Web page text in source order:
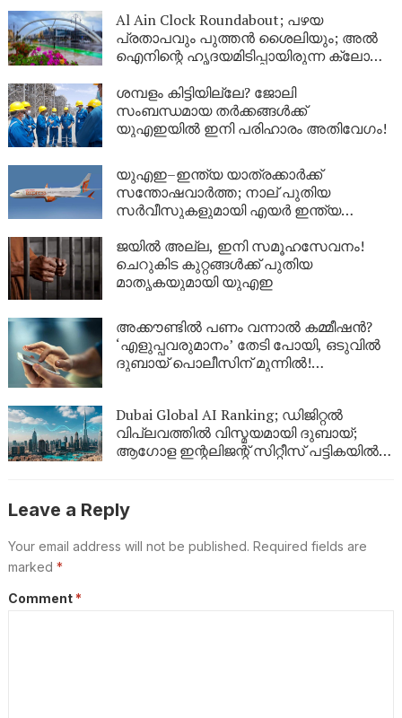
Al Ain Clock Roundabout; പഴയ
പ്രതാപവും പുത്തൻ ശൈലിയും; അൽ
ഐനിന്റെ ഹൃദയമിടിപ്പായിരുന്ന ക്ലോക്ക്
ശമ്പളം കിട്ടിയില്ലേ? ജോലി
സംബന്ധമായ തർക്കങ്ങൾക്ക്
യുഎഇയിൽ ഇനി പരിഹാരം അതിവേഗം!
യുഎഇ–ഇന്ത്യ യാത്രക്കാർക്ക്
സന്തോഷവാർത്ത; നാല് പുതിയ
സർവീസുകളുമായി എയർ ഇന്ത്യ
ജയിൽ അല്ല, ഇനി സമൂഹസേവനം!
ചെറുകിട കുറ്റങ്ങൾക്ക് പുതിയ
മാതൃകയുമായി യുഎഇ
അക്കൗണ്ടിൽ പണം വന്നാൽ കമ്മീഷൻ?
‘എളുപ്പവരുമാനം’ തേടി പോയി, ഒടുവിൽ
ദുബായ് പൊലീസിന് മുന്നിൽ!
Dubai Global AI Ranking; ഡിജിറ്റൽ
വിപ്ലവത്തിൽ വിസ്മയമായി ദുബായ്;
ആഗോള ഇന്റലിജന്റ് സിറ്റീസ് പട്ടികയിൽ
Leave a Reply
Your email address will not be published. Required fields are
marked *
Comment *